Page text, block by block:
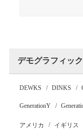
デモグラフィック
DEWKS DINKS
GenerationY
アメリカ イギリス